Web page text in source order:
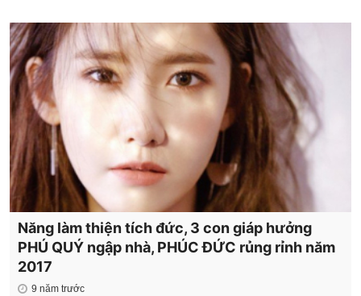
Năng làm thiện tích đức, 3 con giáp hưởng
PHÚ QUÝ ngập nhà, PHÚC ĐỨC rủng rỉnh năm
2017
9 năm trước